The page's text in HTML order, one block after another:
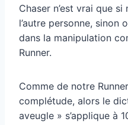
Chaser n’est vrai que
l’autre personne,
dans la manipulation
Runner.
Comme de notre
complétude, alors le
aveugle » s’applique à